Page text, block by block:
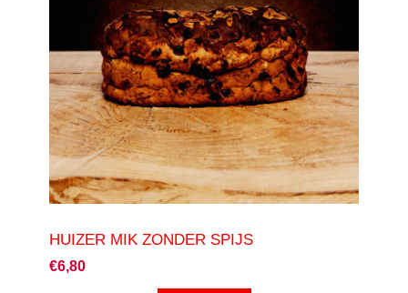
HUIZER MIK ZONDER SPIJS
€6,80